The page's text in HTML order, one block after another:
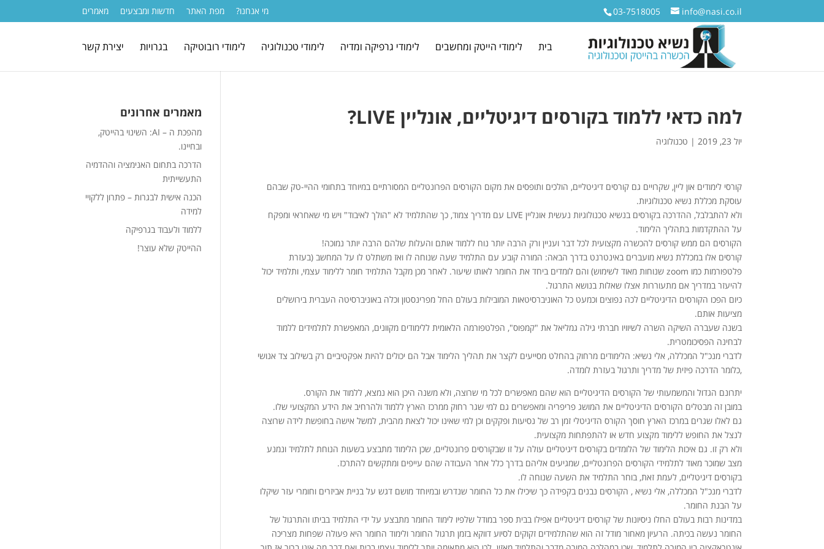
03-7518005 info@nasi.co.il מי אנחנו? מפת האתר חדשות ומבצעים מאמרים
בית לימודי הייטק ומחשבים לימודי גרפיקה ומדיה לימודי טכנולוגיה לימודי רובוטיקה בגרויות יצירת קשר
למה כדאי ללמוד בקורסים דיגיטליים, אונליין LIVE?
יול 23, 2019 | טכנולוגיה
קורסי לימודים און ליין, שקרויים גם קורסים דיגיטליים, הולכים ותופסים את מקום הקורסים הפרונטליים המסורתיים במיוחד בתחומי ההיי-טק שבהם
עוסקת מכללת נשיא טכנולוגיות.
ולא להתבלבל, ההדרכה בקורסים בנשיא טכנולוגיות נעשית אונליין LIVE עם מדריך צמוד, כך שהתלמיד לא "הולך לאיבוד" ויש מי שאחראי ומפקח
על ההתקדמות בתהליך הלימוד.
הקורסים הם ממש קורסים להכשרה מקצועית לכל דבר ועניין ורק הרבה יותר נוח ללמוד אותם והעלות שלהם הרבה יותר נמוכה!
קורסים אלו במכללת נשיא מועברים באינטרנט בדרך הבאה: המורה קובע עם התלמיד שעה שנוחה לו ואז משתלט לו על המחשב (בעזרת
פלטפורמות כמו zoom שנוחות מאוד לשימוש) והם לומדים ביחד את החומר לאותו שיעור. לאחר מכן מקבל התלמיד חומר ללימוד עצמי, ותלמיד יכול
להיעזר במדריך אם מתעוררות אצלו שאלות בנושא התרגול.
כיום הפכו הקורסים הדיגיטליים לכה נפוצים וכמעט כל האוניברסיטאות המובילות בעולם החל מפרינסטון וכלה באוניברסיטה העברית בירושלים
מציעות אותם.
בשנה שעברה השיקה השרה לשיוויו חברתי גילה גמליאל את "קמפוס", הפלטפורמה הלאומית ללימודים מקוונים, המאפשרת לתלמידים ללמוד
לבחינה הפסיכומטרית.
לדברי מנכ"ל המכללה, אלי נשיא: הלימודים מרחוק בהחלט מסייעים לקצר את תהליך הלימוד אבל הם יכולים להיות אפקטיביים רק בשילוב צד אנושי
,כלומר הדרכה פיזית של מדריך ותרגול בעזרת לומדה.
יתרונם הגדול והמשמעותי של הקורסים הדיגיטליים הוא שהם מאפשרים לכל מי שרוצה, ולא משנה היכן הוא נמצא, ללמוד את הקורס.
במובן זה מבטלים הקורסים הדיגיטליים את המושג פריפריה ומאפשרים גם למי שגר רחוק ממרכז הארץ ללמוד ולהרחיב את הידע המקצועי שלו.
גם לאלו שגרים במרכז הארץ חוסך הקורס הדיגיטלי זמן רב של נסיעות ופקקים וכן למי שאינו יכול לצאת מהבית, למשל אישה בחופשת לידה שרוצה
לנצל את החופש ללימוד מקצוע חדש או להתפתחות מקצועית.
ולא רק זו. גם איכות הלימוד של הלומדים בקורסים דיגיטליים עולה על זו שבקורסים פרונטליים, שכן הלימוד מתבצע בשעות הנוחת לתלמיד ונמנע
מצב שמוכר מאוד לתלמידי הקורסים הפרונטליים, שמגיעים אליהם בדרך כלל אחר העבודה שהם עייפים ומתקשים להתרכז.
בקורסים דיגיטליים, לעמת זאת, בוחר התלמיד את השעה שנוחה לו.
לדברי מנכ"ל המכללה, אלי נשיא , הקורסים נבנים בקפידה כך שיכילו את כל החומר שנדרש ובמיוחד מושם דגש על בניית אביזרים וחומרי עזר שיקלו
על הבנת החומר.
במדינות רבות בעולם החלו ניסיונות של קורסים דיגיטליים אפילו בבית ספר במודל שלפיו לימוד החומר מתבצע על ידי התלמיד בביתו והתרגול של
החומר נעשה בכיתה. הרעיון מאחור מודל זה הוא שהתלמידים זקוקים לסיוע דווקא בזמן תרגול החומר ולימוד החומר היא פעולה שפחות מצריכה
מאמרים אחרונים
מהפכת ה – AI: השינוי בהייטק,
ובחיינו.
הדרכה בתחום האנימציה וההדמיה
התעשייתית
הכנה אישית לבגרות – פתרון ללקויי
למידה
ללמוד ולעבוד בגרפיקה
ההייטק שלא עוצר!